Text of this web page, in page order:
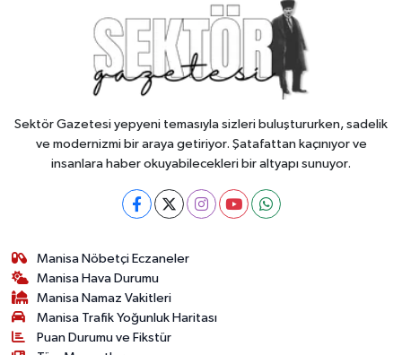
Sektör Gazetesi yepyeni temasıyla sizleri buluştururken, sadelik
ve modernizmi bir araya getiriyor. Şatafattan kaçınıyor ve
insanlara haber okuyabilecekleri bir altyapı sunuyor.
Manisa Nöbetçi Eczaneler
Manisa Hava Durumu
Manisa Namaz Vakitleri
Manisa Trafik Yoğunluk Haritası
Puan Durumu ve Fikstür